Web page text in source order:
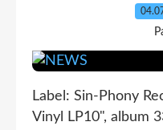
Label: Sin-Phony
Vinyl LP10", album